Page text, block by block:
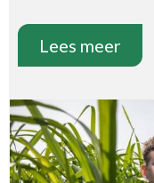
Lees meer